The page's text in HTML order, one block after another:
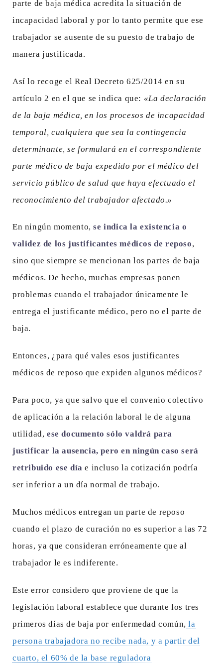
parte de baja médica acredita la situación de
incapacidad laboral y por lo tanto permite que ese
trabajador se ausente de su puesto de trabajo de
manera justificada.
Así lo recoge el Real Decreto 625/2014 en su
artículo 2 en el que se indica que: «La declaración
de la baja médica , en los procesos de incapacidad
temporal, cualquiera que sea la contingencia
determinante, se formulará en el correspondiente
parte médico de baja expedido por el médico del
servicio público de salud que haya efectuado el
reconocimiento del trabajador afectado.»
En ningún momento,se indica la existencia o
validez de los justificantes médicos de reposo,
sino que siempre se mencionan los partes de baja
médicos. De hecho, muchas empresas ponen
problemas cuando el trabajador únicamente le
entrega el justificante médico, pero no el parte de
baja.
Entonces, ¿para qué vales esos justificantes
médicos de reposo que expiden algunos médicos?
Para poco, ya que salvo que el convenio colectivo
de aplicación a la relación laboral le de alguna
utilidad, ese documento sólo valdrá para
justificar la ausencia, pero en ningún caso será
retribuido ese día e incluso la cotización podría
ser inferior a un día normal de trabajo.
Muchos médicos entregan un parte de reposo
cuando el plazo de curación no es superior a las 72
horas, ya que consideran erróneamente que al
trabajador le es indiferente.
Este error considero que proviene de que la
legislación laboral establece que durante los tres
primeros días de baja por enfermedad común, la
persona trabajadora no recibe nada, y a partir del
cuarto, el 60% de la base reguladora